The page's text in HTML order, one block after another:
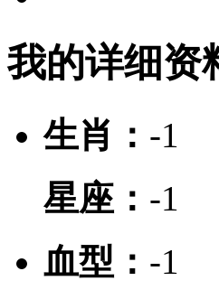
我的详细资
生肖： -1
星座： -1
血型： -1